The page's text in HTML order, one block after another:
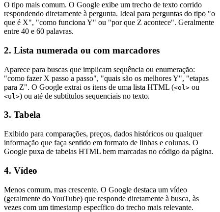
O tipo mais comum. O Google exibe um trecho de texto corrido
respondendo diretamente à pergunta. Ideal para perguntas do tipo "o
que é X", "como funciona Y" ou "por que Z acontece". Geralmente
entre 40 e 60 palavras.
2. Lista numerada ou com marcadores
Aparece para buscas que implicam sequência ou enumeração:
"como fazer X passo a passo", "quais são os melhores Y", "etapas
para Z". O Google extrai os itens de uma lista HTML (<ol> ou
<ul>) ou até de subtítulos sequenciais no texto.
3. Tabela
Exibido para comparações, preços, dados históricos ou qualquer
informação que faça sentido em formato de linhas e colunas. O
Google puxa de tabelas HTML bem marcadas no código da página.
4. Vídeo
Menos comum, mas crescente. O Google destaca um vídeo
(geralmente do YouTube) que responde diretamente à busca, às
vezes com um timestamp específico do trecho mais relevante.